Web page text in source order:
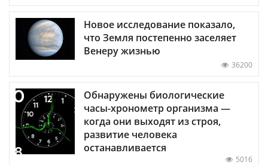
Новое исследование показало,
что Земля постепенно заселяет
Венеру жизнью
36200
Обнаружены биологические
часы-хронометр организма —
когда они выходят из строя,
развитие человека
останавливается
5016